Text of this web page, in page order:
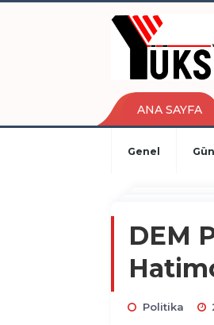
kaçak bahis
deneme bonusu veren siteler
ANA SAYFA
Genel
DEM
Politika